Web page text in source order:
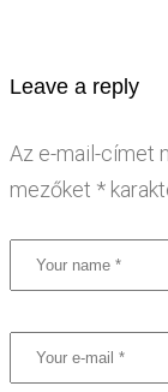
Leave a reply
Az e-mail-címet
mezőket *